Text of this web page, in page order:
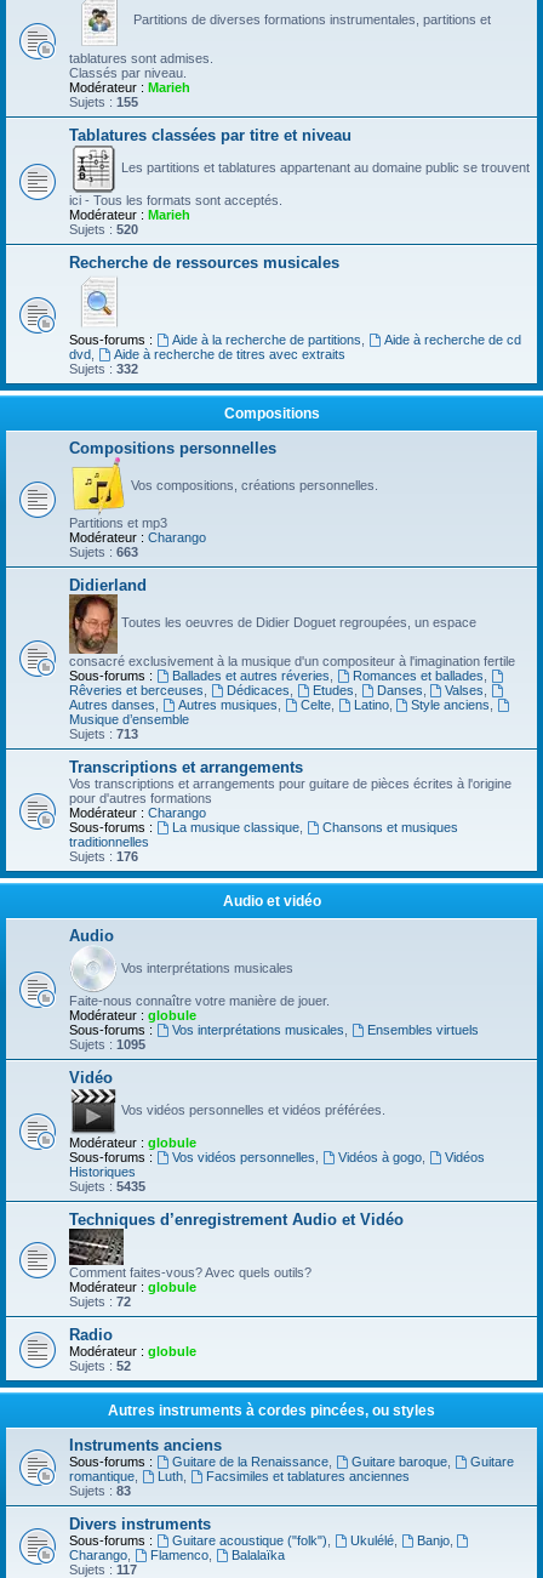
Partitions de diverses formations instrumentales, partitions et
tablatures sont admises.
Classés par niveau.
Modérateur : Marieh
Sujets : 155
Tablatures classées par titre et niveau
Les partitions et tablatures appartenant au domaine public se trouvent
ici - Tous les formats sont acceptés.
Modérateur : Marieh
Sujets : 520
Recherche de ressources musicales
Sous-forums : Aide à la recherche de partitions
Aide à recherche de cd
dvd
Aide à recherche de titres avec extraits
Sujets : 332
Compositions
Compositions personnelles
Vos compositions, créations personnelles.
Partitions et mp3
Modérateur : Charango
Sujets : 663
Didierland
Toutes les oeuvres de Didier Doguet regroupées, un espace
consacré exclusivement à la musique d'un compositeur à l'imagination fertile
Sous-forums :
Ballades et autres réveries Romances et ballades
Rêveries et berceuses
Dédicaces Etudes Danses Valses
Autres danses
Autres musiques Celte, Latino, Style anciens
Musique d’ensemble
Sujets : 713
Transcriptions et arrangements
Vos transcriptions et arrangements pour guitare de pièces écrites à l'origine
pour d'autres formations
Modérateur : Charango
Sous-forums :
La musique classique,
Chansons et musiques
traditionnelles
Sujets : 176
Audio et vidéo
Audio
Vos interprétations musicales
Faite-nous connaître votre manière de jouer.
Modérateur : globule
Sous-forums :
Vos interprétations musicales
Ensembles virtuels
Sujets : 1095
Vidéo
Vos vidéos personnelles et vidéos préférées.
Modérateur : globule
Sous-forums :
Vos vidéos personnelles Vidéos à gogo,
Vidéos
Historiques
Sujets : 5435
Techniques d’enregistrement Audio et Vidéo
Comment faites-vous? Avec quels outils?
Modérateur : globule
Sujets : 72
Radio
Modérateur : globule
Sujets : 52
Autres instruments à cordes pincées, ou styles
Instruments anciens
Sous-forums : Guitare de la Renaissance, Guitare baroque,
Guitare
romantique
Luth,
Facsimiles et tablatures anciennes
Sujets : 83
Divers instruments
Sous-forums : Guitare acoustique ("folk") Ukulélé, Banjo,
Charango
Flamenco,
Balalaïka
Sujets : 117